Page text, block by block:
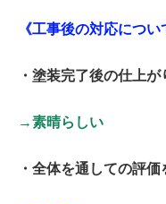
《工事後の対応につい
・塗装完了後の仕上
→素晴らしい
・全体を通しての評